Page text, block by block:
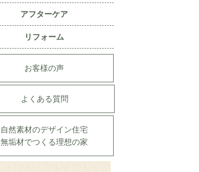
アフターケア
リフォーム
お客様の声
よくある質問
自然素材のデザイン住宅
無垢材でつくる理想の家